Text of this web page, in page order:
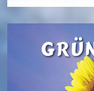
Naturfreunde, die
gepflegten Wiese im
Selbstverpflegung,
Support sowie
knisternde Lagerfeuer.
Zum stressfreien